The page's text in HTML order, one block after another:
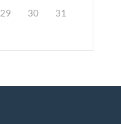
29 30
31